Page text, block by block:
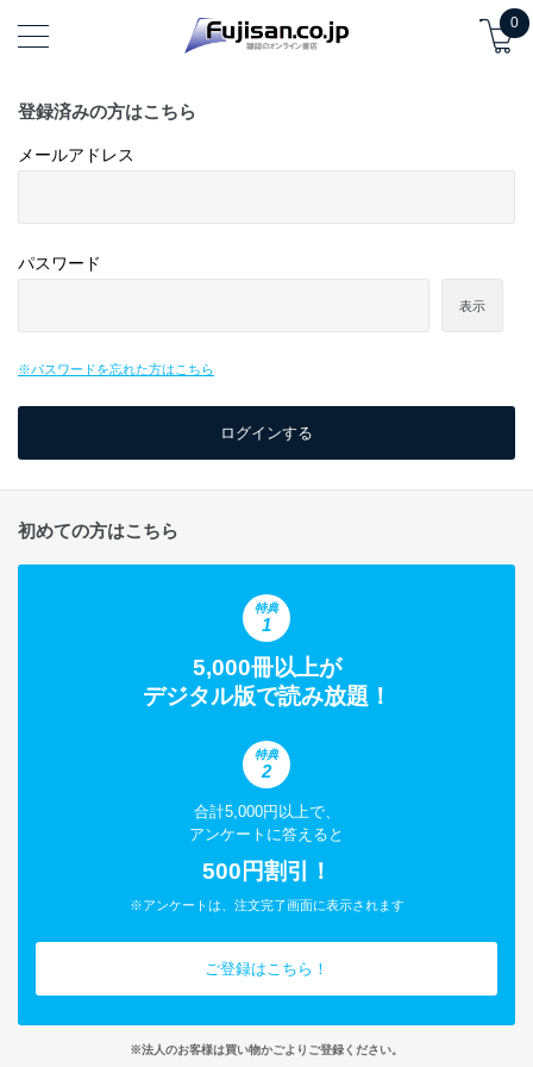
0
登録済みの方はこちら
メールアドレス
パスワード
表示
※パスワードを忘れた方はこちら
初めての方はこちら
特典
1
5,000冊以上が
デジタル版で読み放題！
特典
2
合計5,000円以上で、
アンケートに答えると
500円割引！
※アンケートは、注文完了画面に表示されます
ご登録はこちら！
※法人のお客様は買い物かごよりご登録ください。